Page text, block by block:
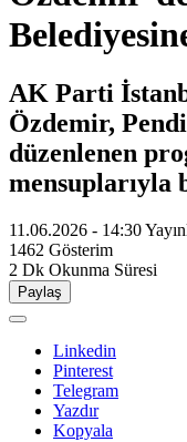
AK Parti
Özdemir,
düzenlenen
mensuplarıyla
11.06.2026 - 14:30
1462 Gösterim
2 Dk Okunma Süresi
Paylaş
Linkedin
Pinterest
Telegram
Yazdır
Kopyala